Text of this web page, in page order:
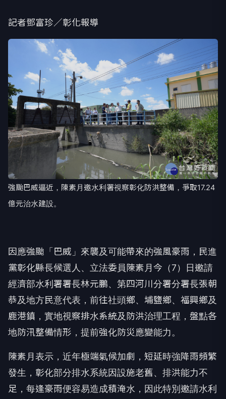
記者鄧富珍／彰化報導
強颱巴威逼近，陳素月邀水利署視察彰化防洪整備，爭取17.24
億元治水建設。
因應強颱「巴威」來襲及可能帶來的強風豪雨，民進
黨彰化縣長候選人、立法委員陳素月今（7）日邀請
經濟部水利署署長林元鵬、第四河川分署分署長張朝
恭及地方民意代表，前往社頭鄉、埔鹽鄉、福興鄉及
鹿港鎮，實地視察排水系統及防洪治理工程，盤點各
地防汛整備情形，提前強化防災應變能力。
陳素月表示，近年極端氣候加劇，短延時強降雨頻繁
發生，彰化部分排水系統因設施老舊、排洪能力不
足，每逢豪雨便容易造成積淹水，因此特別邀請水利